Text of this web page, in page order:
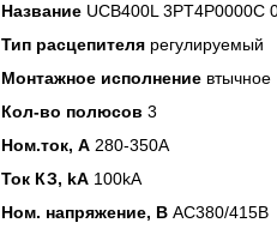
НазваниеUCB400L 3PT4P0000C
Тип расцепителярегулируемый
Монтажное исполнениевтычное
Кол-во полюсов 3
Ном.ток, А280-350A
Ток КЗ, kA100kA
Ном. напряжение, В AC380/415В